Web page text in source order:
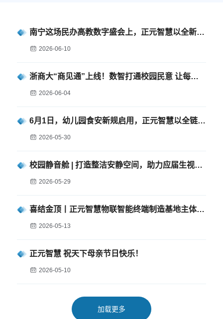
南宁这场民办高教数字盛会上，正元智慧以全新视角分享教育数智实践
2026-06-10
浙商大“商见通”上线！数智打通校园民意 让每一份心声落地有声
2026-06-04
6月1日，幼儿园食安新规启用，正元智慧以全链路智慧监管守护幼儿舌尖安全。
2026-05-30
校园静音舱 | 打造整洁安静空间，助力应届生视频面试
2026-05-29
喜结金顶丨正元智慧物联智能终端制造基地主体结构圆满落成
2026-05-13
正元智慧 祝天下母亲节日快乐！
2026-05-10
加载更多